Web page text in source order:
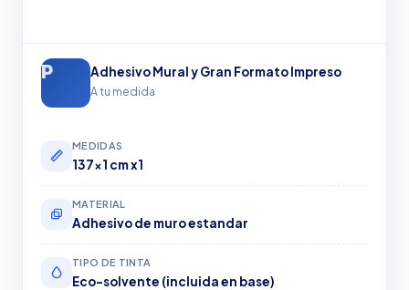
Adhesivo Mural y Gran Formato Impreso
A tu medida
MEDIDAS
137x1 cm x1
MATERIAL
Adhesivo de muro estandar
TIPO DE TINTA
Eco-solvente (incluida en base)